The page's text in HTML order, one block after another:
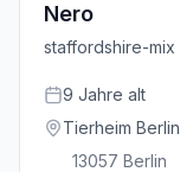
Nero
staffordshire-mix
9 Jahre alt
Tierheim Berlin
13057 Berlin